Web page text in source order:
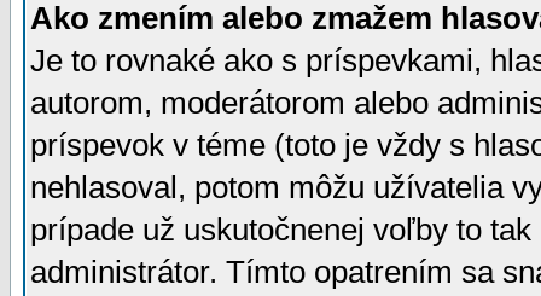
Ako zmením alebo zmažem
Je to rovnaké ako s príspevkami,
autorom, moderátorom alebo
príspevok v téme (toto je vždy s
nehlasoval, potom môžu užívatelia
prípade už uskutočnenej voľby to
administrátor. Tímto opatrením sa